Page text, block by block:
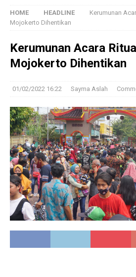
HOME HEADLINE
Kerumunan
Mojokerto Dihentikan
Kerumunan Acara
Mojokerto Dihentikan
01/02/2022 16:22 Sayma Aslah